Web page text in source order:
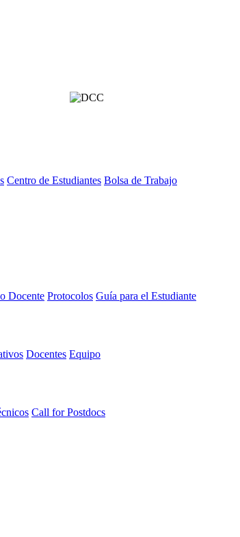
Centro de Estudiantes Bolsa de Trabajo
Docente Protocolos Guía para el Estudiante
Docentes Equipo
Call for Postdocs